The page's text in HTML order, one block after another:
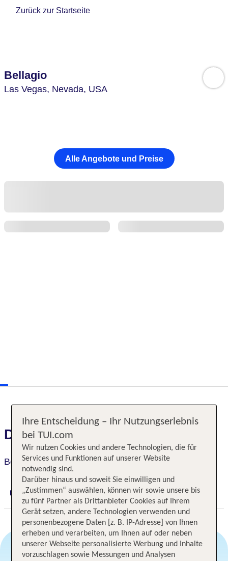
Zurück zur Startseite
Bellagio
Las Vegas, Nevada, USA
Alle Angebote und Preise
Das erwartet Sie
Bellagio
Digitaler und telefonischer 24/7 TUI Service
Ihre Entscheidung – Ihr Nutzungserlebnis
bei TUI.com
Wir nutzen Cookies und andere Technologien, die für
Services und Funktionen auf unserer Website
notwendig sind.
Darüber hinaus und soweit Sie einwilligen und
„Zustimmen“ auswählen, können wir sowie unsere bis
zu fünf Partner als Drittanbieter Cookies auf Ihrem
Gerät setzen, andere Technologien verwenden und
personenbezogene Daten [z. B. IP-Adresse] von Ihnen
erheben und verarbeiten, um Ihnen auf oder neben
unserer Webseite personalisierte Werbung und Inhalte
vorzuschlagen sowie Messungen und Analysen